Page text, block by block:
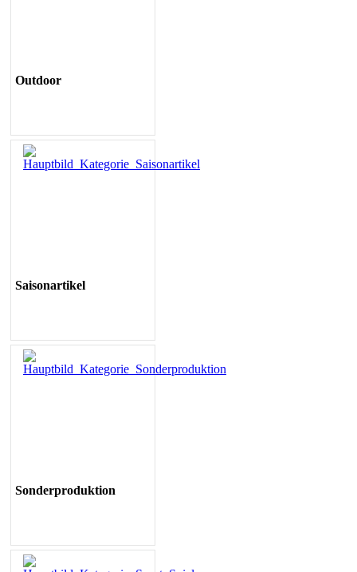
Outdoor
Saisonartikel
Sonderproduktion